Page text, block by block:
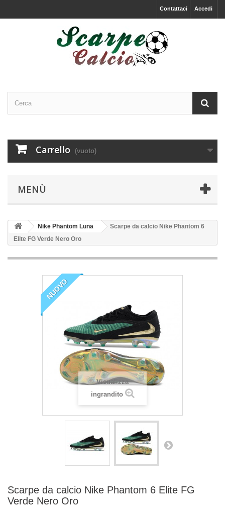
Accedi
Contattaci
Carrello (vuoto)
MENÙ
Nike Phantom Luna
Scarpe da calcio Nike Phantom 6
Elite FG Verde Nero Oro
NUOVO
Visualizza
ingrandito
Scarpe da calcio Nike Phantom 6 Elite FG
Verde Nero Oro